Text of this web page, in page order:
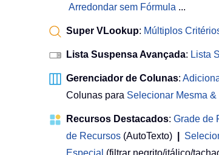
Arredondar sem Fórmula ...
Super VLookup: Múltiplos
Lista Suspensa Avançada: Lista
Gerenciador de Colunas:
Colunas para Selecionar Mesma
Recursos Destacados: Grade de
de Recursos (AutoTexto)